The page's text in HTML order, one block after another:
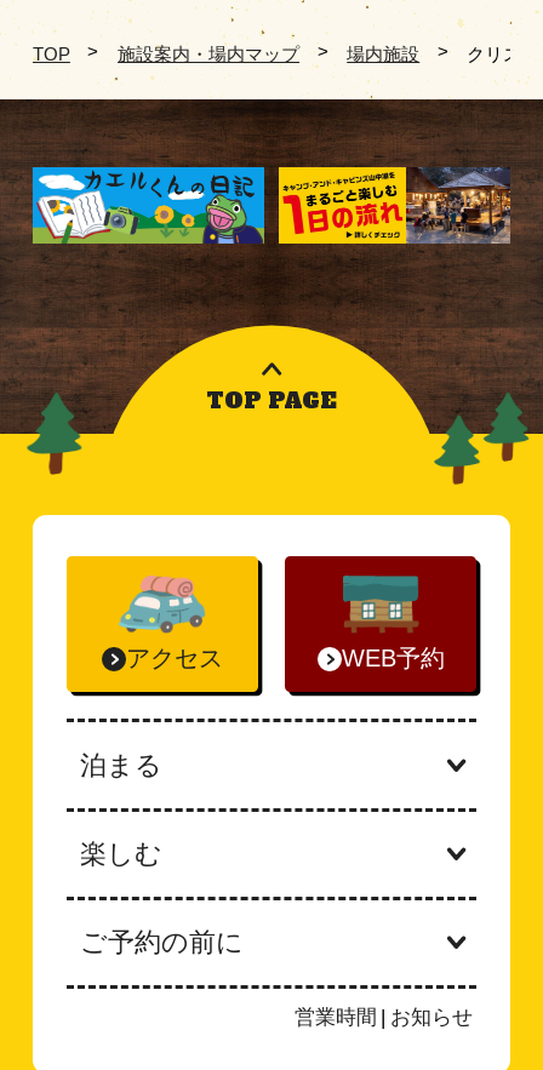
TOP 施設案内・場内マップ 場内施設 クリス
TOP PAGE
泊まる
楽しむ
ご予約の前に
アクセス WEB予約
営業時間 お知らせ